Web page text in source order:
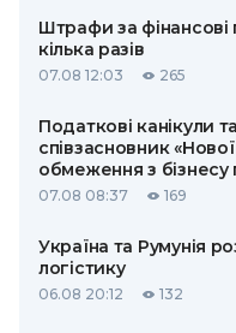
Штрафи за
кілька разів
07.08 12:03 265
Податкові канікули
співзасновник
обмеження з бізнесу
07.08 08:37 169
Україна та Румунія
логістику
06.08 20:12 132